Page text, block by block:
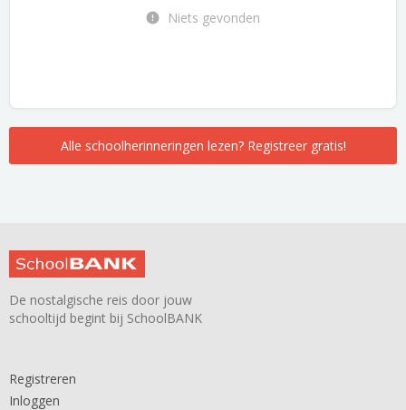
Niets gevonden
Alle schoolherinneringen lezen? Registreer gratis!
De nostalgische reis door jouw
schooltijd begint bij SchoolBANK
Registreren
Inloggen